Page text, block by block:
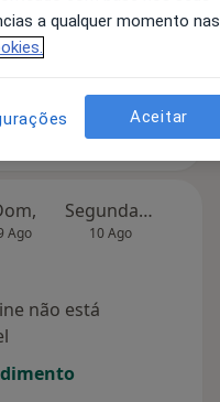
Ago
Segunda-feira
10 Ago
não está
a qualquer momento nas
Aceitar